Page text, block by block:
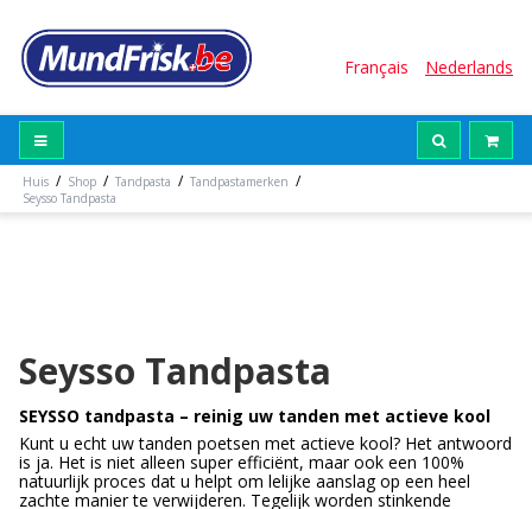
Français Nederlands
Huis / Shop / Tandpasta / Tandpastamerken /
Seysso Tandpasta
Seysso Tandpasta
SEYSSO tandpasta – reinig uw tanden met actieve kool
Kunt u echt uw tanden poetsen met actieve kool? Het antwoord
is ja. Het is niet alleen super efficiënt, maar ook een 100%
natuurlijk proces dat u helpt om lelijke aanslag op een heel
zachte manier te verwijderen. Tegelijk worden stinkende